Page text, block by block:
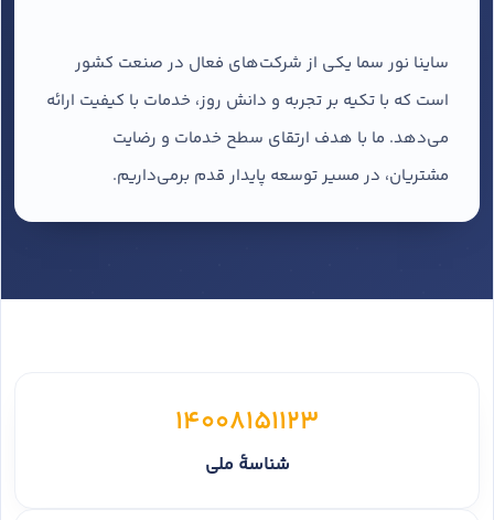
ساینا نور سما یکی از شرکت‌های فعال در صنعت کشور
است که با تکیه بر تجربه و دانش روز، خدمات با کیفیت ارائه
می‌دهد. ما با هدف ارتقای سطح خدمات و رضایت
مشتریان، در مسیر توسعه پایدار قدم برمی‌داریم.
14008151123
شناسهٔ ملی